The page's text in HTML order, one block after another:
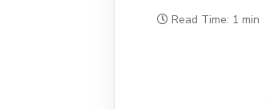
Read Time: 1 min